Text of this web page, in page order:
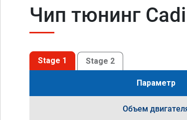
Чип тюнинг
Stage 1 Stage 2
Параметр
Объем